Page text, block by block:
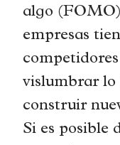
algo
empresas
vislumbrar lo
construir
Si es posible